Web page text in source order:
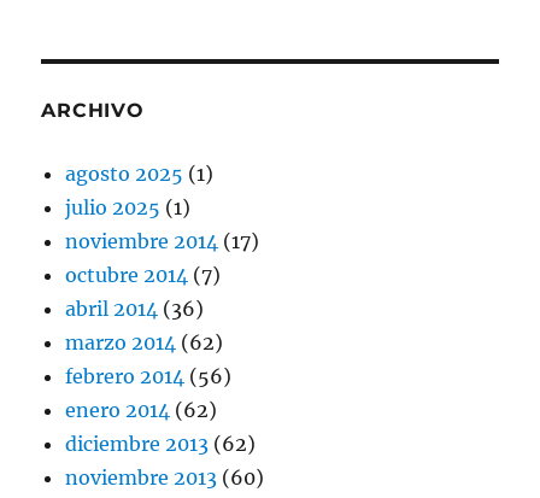
ARCHIVO
agosto 2025 (1)
julio 2025 (1)
noviembre 2014 (17)
octubre 2014 (7)
abril 2014 (36)
marzo 2014 (62)
febrero 2014 (56)
enero 2014 (62)
diciembre 2013 (62)
noviembre 2013 (60)